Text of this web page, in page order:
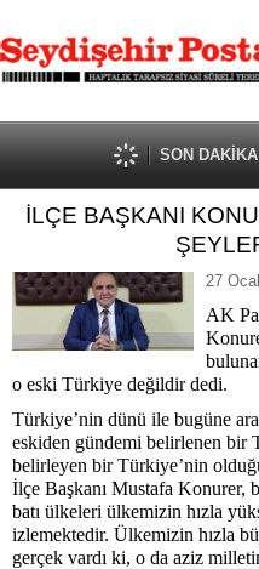
SON DAKİKA
İLÇE BAŞKANI
27
AK
o eski Türkiye değildir dedi.
Türkiye’nin dünü ile bugüne
eskiden gündemi belirlenen bir
belirleyen bir Türkiye’nin
İlçe Başkanı Mustafa Konurer,
batı ülkeleri ülkemizin hızla
izlemektedir. Ülkemizin hızla
gerçek vardı ki, o da aziz